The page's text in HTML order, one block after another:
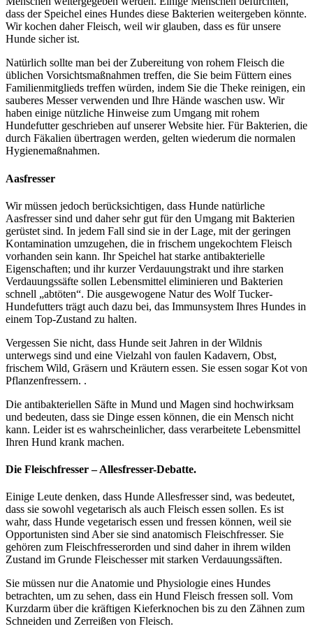
dass der Speichel eines Hundes diese Bakterien weitergeben könnte.
Wir kochen daher Fleisch, weil wir glauben, dass es für unsere
Hunde sicher ist.
Natürlich sollte man bei der Zubereitung von rohem Fleisch die
üblichen Vorsichtsmaßnahmen treffen, die Sie beim Füttern eines
Familienmitglieds treffen würden, indem Sie die Theke reinigen, ein
sauberes Messer verwenden und Ihre Hände waschen usw. Wir
haben einige nützliche Hinweise zum Umgang mit rohem
Hundefutter geschrieben auf unserer Website hier. Für Bakterien, die
durch Fäkalien übertragen werden, gelten wiederum die normalen
Hygienemaßnahmen.
Aasfresser
Wir müssen jedoch berücksichtigen, dass Hunde natürliche
Aasfresser sind und daher sehr gut für den Umgang mit Bakterien
gerüstet sind. In jedem Fall sind sie in der Lage, mit der geringen
Kontamination umzugehen, die in frischem ungekochtem Fleisch
vorhanden sein kann. Ihr Speichel hat starke antibakterielle
Eigenschaften; und ihr kurzer Verdauungstrakt und ihre starken
Verdauungssäfte sollen Lebensmittel eliminieren und Bakterien
schnell „abtöten“. Die ausgewogene Natur des Wolf Tucker-
Hundefutters trägt auch dazu bei, das Immunsystem Ihres Hundes in
einem Top-Zustand zu halten.
Vergessen Sie nicht, dass Hunde seit Jahren in der Wildnis
unterwegs sind und eine Vielzahl von faulen Kadavern, Obst,
frischem Wild, Gräsern und Kräutern essen. Sie essen sogar Kot von
Pflanzenfressern. .
Die antibakteriellen Säfte in Mund und Magen sind hochwirksam
und bedeuten, dass sie Dinge essen können, die ein Mensch nicht
kann. Leider ist es wahrscheinlicher, dass verarbeitete Lebensmittel
Ihren Hund krank machen.
Die Fleischfresser – Allesfresser-Debatte.
Einige Leute denken, dass Hunde Allesfresser sind, was bedeutet,
dass sie sowohl vegetarisch als auch Fleisch essen sollen. Es ist
wahr, dass Hunde vegetarisch essen und fressen können, weil sie
Opportunisten sind Aber sie sind anatomisch Fleischfresser. Sie
gehören zum Fleischfresserorden und sind daher in ihrem wilden
Zustand im Grunde Fleischesser mit starken Verdauungssäften.
Sie müssen nur die Anatomie und Physiologie eines Hundes
betrachten, um zu sehen, dass ein Hund Fleisch fressen soll. Vom
Kurzdarm über die kräftigen Kieferknochen bis zu den Zähnen zum
Schneiden und Zerreißen von Fleisch.